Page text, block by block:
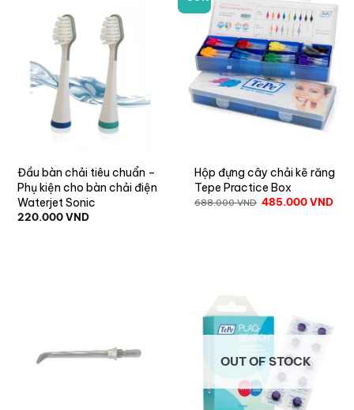
Đầu bàn chải tiêu chuẩn –
Phụ kiện cho bàn chải điện
Waterjet Sonic
220.000VND
Hộp đựng cây chải kẽ răng
Tepe Practice Box
688.000VND 485.000VND
OUT OF STOCK